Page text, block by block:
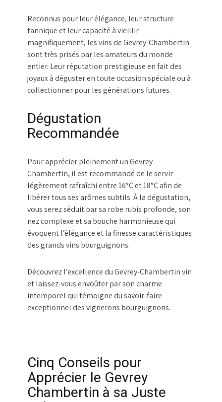
Reconnus pour leur élégance, leur structure
tannique et leur capacité à vieillir
magnifiquement, les vins de Gevrey-Chambertin
sont très prisés par les amateurs du monde
entier. Leur réputation prestigieuse en fait des
joyaux à déguster en toute occasion spéciale ou à
collectionner pour les générations futures.
Dégustation
Recommandée
Pour apprécier pleinement un Gevrey-
Chambertin, il est recommandé de le servir
légèrement rafraîchi entre 16°C et 18°C afin de
libérer tous ses arômes subtils. À la dégustation,
vous serez séduit par sa robe rubis profonde, son
nez complexe et sa bouche harmonieuse qui
évoquent l’élégance et la finesse caractéristiques
des grands vins bourguignons.
Découvrez l’excellence du Gevrey-Chambertin vin
et laissez-vous envoûter par son charme
intemporel qui témoigne du savoir-faire
exceptionnel des vignerons bourguignons.
Cinq Conseils pour
Apprécier le Gevrey
Chambertin à sa Juste